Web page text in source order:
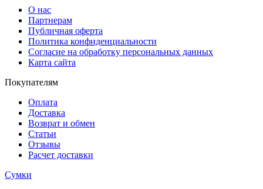
О нас
Партнерам
Публичная оферта
Политика конфиденциальности
Согласие на обработку персональных данных
Карта сайта
Покупателям
Оплата
Доставка
Возврат и обмен
Статьи
Отзывы
Расчет доставки
Сумки